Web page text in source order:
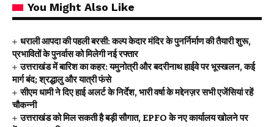
You Might Also Like
धराली आपदा की पहली बरसी: कल्प केदार मंदिर के पुनर्निर्माण की तैयारी शुरू,
प्रभावितों के पुनर्वास को मिलेगी नई रफ्तार
उत्तराखंड में बारिश का कहर: यमुनोत्री और बदरीनाथ हाईवे पर भूस्खलन, कई
मार्ग बंद; श्रद्धालु और यात्री फंसे
सीएम धामी ने दिए हाई अलर्ट के निर्देश, भारी वर्षा के मद्देनज़र सभी एजेंसियां रहें
चौकन्नी
उत्तराखंड को मिल सकती है बड़ी सौगात, EPFO के नए कार्यालय खोलने पर